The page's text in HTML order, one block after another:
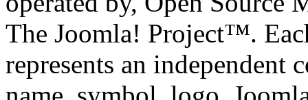
The Joomla! Project™.
represents an independent